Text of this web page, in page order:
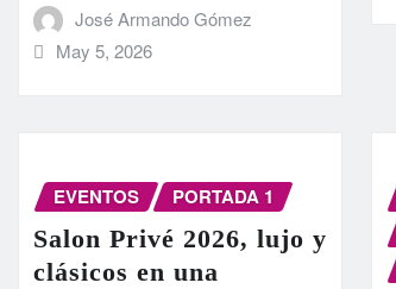
José Armando Gómez
May 5, 2026
EVENTOS PORTADA 1
Salon Privé 2026, lujo y
clásicos en una